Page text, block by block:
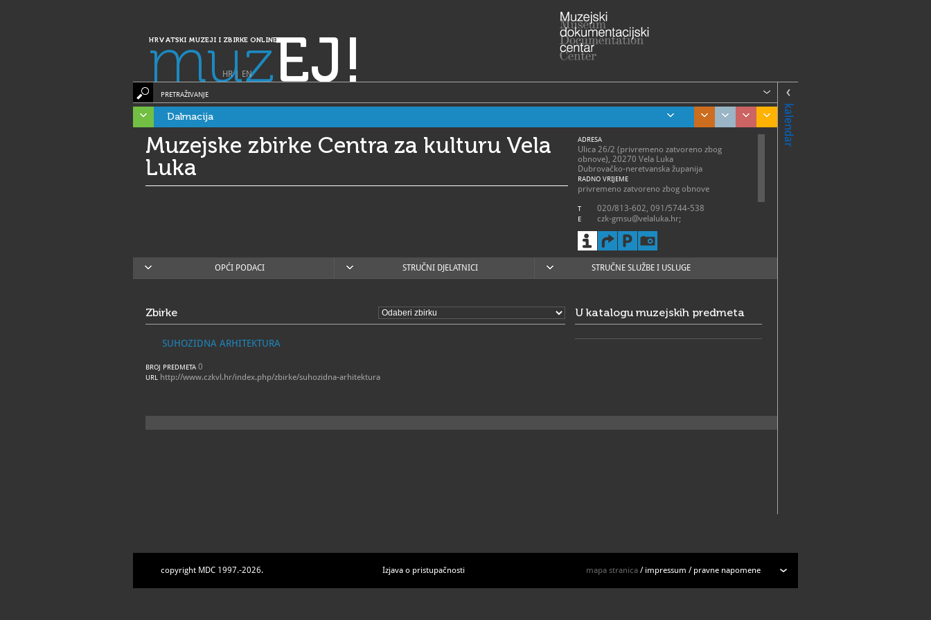
HRVATSKI MUZEJI I ZBIRKE ONLINE
muzEJ!
HR| EN
kalendar
PRETRAŽIVANJE
Dalmacija
Muzejske zbirke Centra za kulturu Vela
Luka
ADRESA
Ulica 26/2 (privremeno zatvoreno zbog
obnove), 20270 Vela Luka
Dubrovačko-neretvanska županija
RADNO VRIJEME
privremeno zatvoreno zbog obnove
T 020/813-602, 091/5744-538
E
czk-gmsu@velaluka.hr;
czkvelaluka@gmail.com,
radicdinko1@gmail.com
W
http://www.czkvl.hr/
OPĆI PODACI
STRUČNI DJELATNICI STRUČNE SLUŽBE I USLUGE
Zbirke
SUHOZIDNA ARHITEKTURA
BROJ PREDMETA 0
URL http://www.czkvl.hr/index.php/zbirke/suhozidna-arhitektura
U katalogu muzejskih predmeta
copyright MDC 1997.-2026. Izjava o pristupačnosti mapa stranica / impressum / pravne napomene